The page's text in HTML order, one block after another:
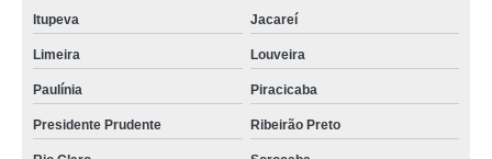
Itupeva Jacareí
Limeira Louveira
Paulínia Piracicaba
Presidente Prudente Ribeirão Preto